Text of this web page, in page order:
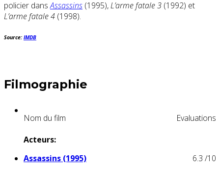
policier dansAssassins (1995),L’arme fatale 3 (1992) et
L’arme fatale 4 (1998).
Source: IMDB
Filmographie
Nom du film
Evaluations
Acteurs:
Assassins (1995)
6.3 /10